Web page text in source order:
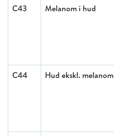
C43 Melanom i hud
C44
Hud ekskl. melanom